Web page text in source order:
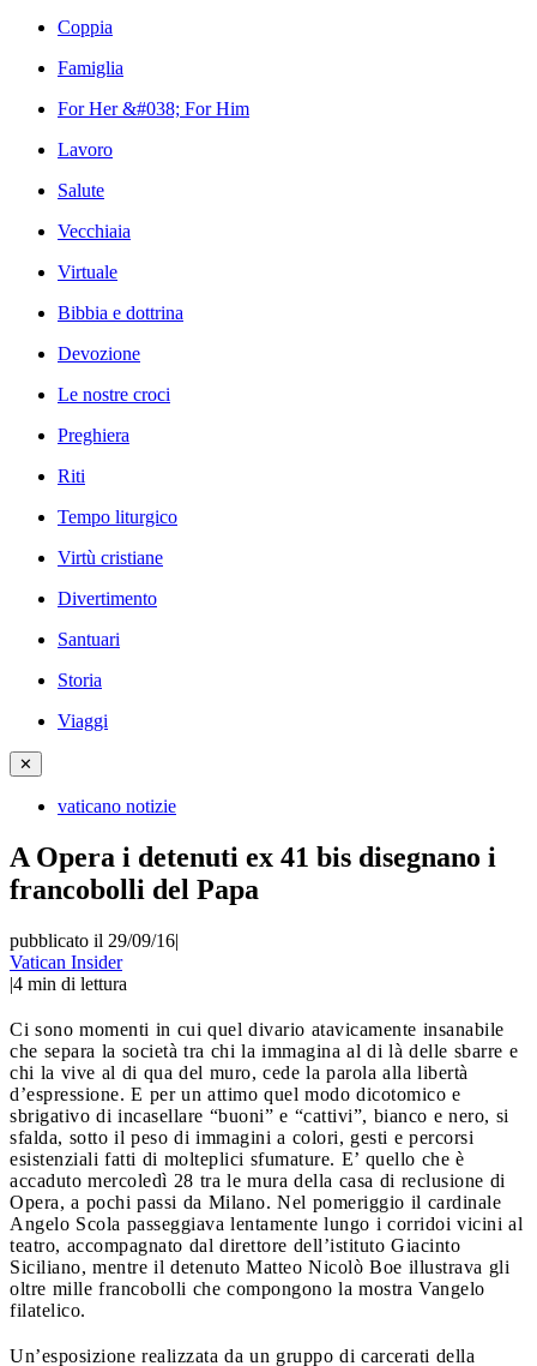
Coppia
Famiglia
For Her &#038; For Him
Lavoro
Salute
Vecchiaia
Virtuale
Bibbia e dottrina
Devozione
Le nostre croci
Preghiera
Riti
Tempo liturgico
Virtù cristiane
Divertimento
Santuari
Storia
Viaggi
✕
vaticano notizie
A Opera i detenuti ex 41 bis disegnano i
francobolli del Papa
pubblicato il 29/09/16|
Vatican Insider
|4 min di lettura
Ci sono momenti in cui quel divario atavicamente insanabile
che separa la società tra chi la immagina al di là delle sbarre e
chi la vive al di qua del muro, cede la parola alla libertà
d’espressione. E per un attimo quel modo dicotomico e
sbrigativo di incasellare “buoni” e “cattivi”, bianco e nero, si
sfalda, sotto il peso di immagini a colori, gesti e percorsi
esistenziali fatti di molteplici sfumature. E’ quello che è
accaduto mercoledì 28 tra le mura della casa di reclusione di
Opera, a pochi passi da Milano. Nel pomeriggio il cardinale
Angelo Scola passeggiava lentamente lungo i corridoi vicini al
teatro, accompagnato dal direttore dell’istituto Giacinto
Siciliano, mentre il detenuto Matteo Nicolò Boe illustrava gli
oltre mille francobolli che compongono la mostra Vangelo
filatelico.
Un’esposizione realizzata da un gruppo di carcerati della